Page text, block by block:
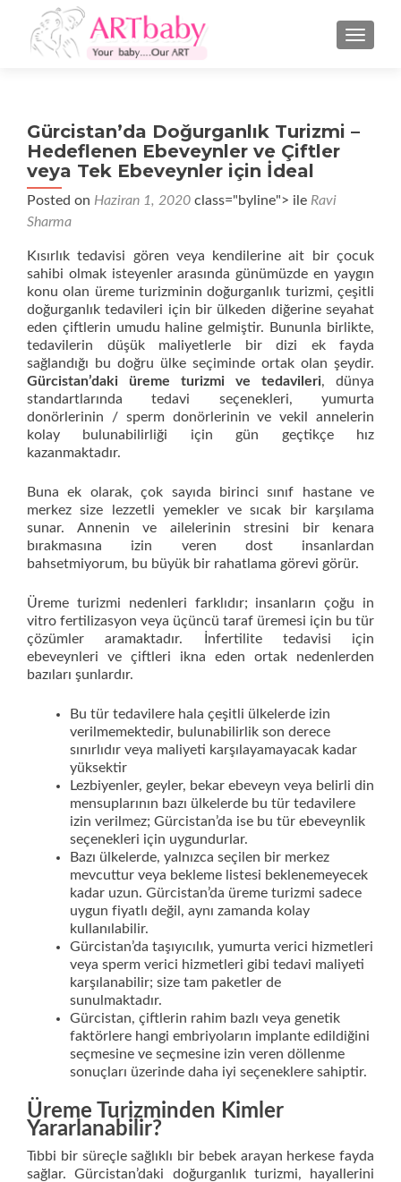
Gürcistan’da Doğurganlık Turizmi –
Hedeflenen Ebeveynler ve Çiftler
veya Tek Ebeveynler için İdeal
Posted on Haziran 1, 2020 class="byline"> ile Ravi
Sharma
Kısırlık tedavisi gören veya kendilerine ait bir çocuk
sahibi olmak isteyenler arasında günümüzde en yaygın
konu olan üreme turizminin doğurganlık turizmi, çeşitli
doğurganlık tedavileri için bir ülkeden diğerine seyahat
eden çiftlerin umudu haline gelmiştir. Bununla birlikte,
tedavilerin düşük maliyetlerle bir dizi ek fayda
sağlandığı bu doğru ülke seçiminde ortak olan şeydir.
Gürcistan’daki üreme turizmi ve tedavileri, dünya
standartlarında tedavi seçenekleri, yumurta
donörlerinin / sperm donörlerinin ve vekil annelerin
kolay bulunabilirliği için gün geçtikçe hız
kazanmaktadır.
Buna ek olarak, çok sayıda birinci sınıf hastane ve
merkez size lezzetli yemekler ve sıcak bir karşılama
sunar. Annenin ve ailelerinin stresini bir kenara
bırakmasına izin veren dost insanlardan
bahsetmiyorum, bu büyük bir rahatlama görevi görür.
Üreme turizmi nedenleri farklıdır; insanların çoğu in
vitro fertilizasyon veya üçüncü taraf üremesi için bu tür
çözümler aramaktadır. İnfertilite tedavisi için
ebeveynleri ve çiftleri ikna eden ortak nedenlerden
bazıları şunlardır.
Bu tür tedavilere hala çeşitli ülkelerde izin
verilmemektedir, bulunabilirlik son derece
sınırlıdır veya maliyeti karşılayamayacak kadar
yüksektir
Lezbiyenler, geyler, bekar ebeveyn veya belirli din
mensuplarının bazı ülkelerde bu tür tedavilere
izin verilmez; Gürcistan’da ise bu tür ebeveynlik
seçenekleri için uygundurlar.
Bazı ülkelerde, yalnızca seçilen bir merkez
mevcuttur veya bekleme listesi beklenemeyecek
kadar uzun. Gürcistan’da üreme turizmi sadece
uygun fiyatlı değil, aynı zamanda kolay
kullanılabilir.
Gürcistan’da taşıyıcılık, yumurta verici hizmetleri
veya sperm verici hizmetleri gibi tedavi maliyeti
karşılanabilir; size tam paketler de
sunulmaktadır.
Gürcistan, çiftlerin rahim bazlı veya genetik
faktörlere hangi embriyoların implante edildiğini
seçmesine ve seçmesine izin veren döllenme
sonuçları üzerinde daha iyi seçeneklere sahiptir.
Üreme Turizminden Kimler
Yararlanabilir?
Tıbbi bir süreçle sağlıklı bir bebek arayan herkese fayda
sağlar. Gürcistan’daki doğurganlık turizmi, hayallerini